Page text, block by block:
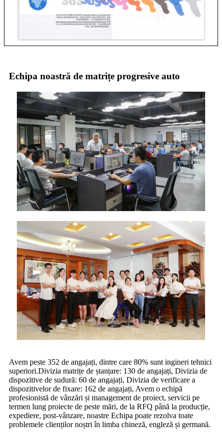
Echipa noastră de matrițe progresive auto
Avem peste 352 de angajați, dintre care 80% sunt ingineri tehnici
superiori.Divizia matrițe de ștanțare: 130 de angajați, Divizia de
dispozitive de sudură: 60 de angajați, Divizia de verificare a
dispozitivelor de fixare: 162 de angajați, Avem o echipă
profesionistă de vânzări și management de proiect, servicii pe
termen lung proiecte de peste mări, de la RFQ până la producție,
expediere, post-vânzare, noastre Echipa poate rezolva toate
problemele clienților noștri în limba chineză, engleză și germană.